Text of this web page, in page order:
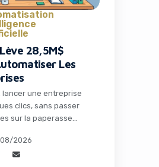
28,5M$
Les
lancer une entreprise
clics, sans passer
sur la paperasse
ou la recherche de
techniques. C’est
2026